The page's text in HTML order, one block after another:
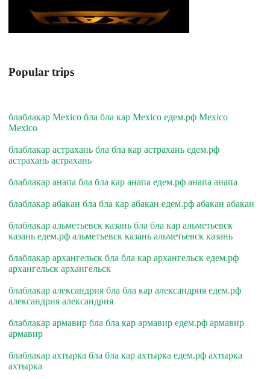
Popular trips
блаблакар Mexico бла бла кар Mexico едем.рф Mexico
Mexico
блаблакар астрахань бла бла кар астрахань едем.рф
астрахань астрахань
блаблакар анапа бла бла кар анапа едем.рф анапа анапа
блаблакар абакан бла бла кар абакан едем.рф абакан абакан
блаблакар альметьевск казань бла бла кар альметьевск
казань едем.рф альметьевск казань альметьевск казань
блаблакар архангельск бла бла кар архангельск едем.рф
архангельск архангельск
блаблакар александрия бла бла кар александрия едем.рф
александрия александрия
блаблакар армавир бла бла кар армавир едем.рф армавир
армавир
блаблакар ахтырка бла бла кар ахтырка едем.рф ахтырка
ахтырка